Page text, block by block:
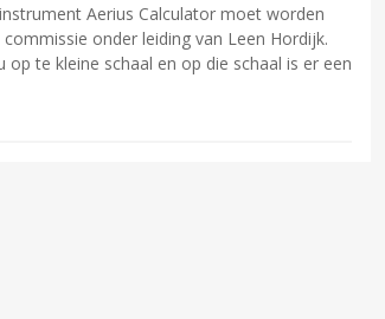
Aerius Calculator moet worden
onder leiding van Leen Hordijk.
op te kleine schaal en op die schaal is er een